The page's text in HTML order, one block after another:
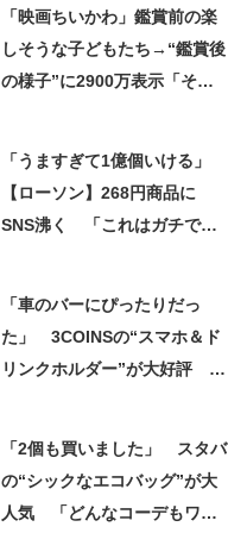
「映画ちいかわ」鑑賞前の楽
しそうな子どもたち→“鑑賞後
の様子”に2900万表示「そう
「うますぎて1億個いける」
【ローソン】268円商品に
SNS沸く 「これはガチで美
「車のバーにぴったりだっ
た」 3COINSの“スマホ＆ド
リンクホルダー”が大好評
「2個も買いました」 スタバ
の“シックなエコバッグ”が大
人気 「どんなコーデもワン